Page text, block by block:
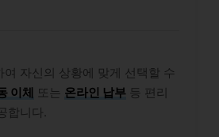
여 자신의 상황에 맞게 선택할 수
이체 또는 온라인 납부 등 편리
합니다.